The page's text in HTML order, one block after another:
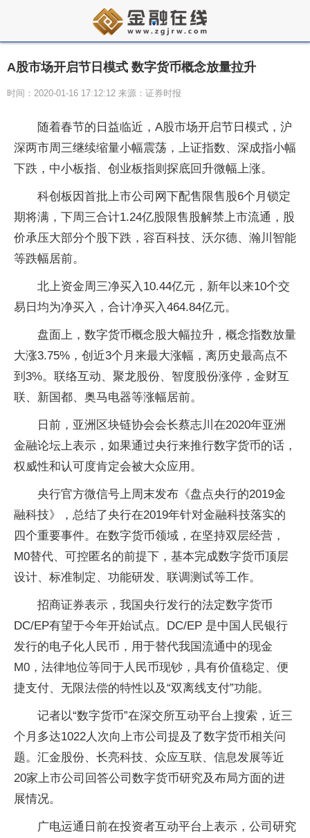
A股市场开启节日模式 数字货币概念放量拉升
时间：2020-01-16 17:12:12 来源：证券时报
随着春节的日益临近，A股市场开启节日模式，沪
深两市周三继续缩量小幅震荡，上证指数、深成指小幅
下跌，中小板指、创业板指则探底回升微幅上涨。
科创板因首批上市公司网下配售限售股6个月锁定
期将满，下周三合计1.24亿股限售股解禁上市流通，股
价承压大部分个股下跌，容百科技、沃尔德、瀚川智能
等跌幅居前。
北上资金周三净买入10.44亿元，新年以来10个交
易日均为净买入，合计净买入464.84亿元。
盘面上，数字货币概念股大幅拉升，概念指数放量
大涨3.75%，创近3个月来最大涨幅，离历史最高点不
到3%。联络互动、聚龙股份、智度股份涨停，金财互
联、新国都、奥马电器等涨幅居前。
日前，亚洲区块链协会会长蔡志川在2020年亚洲
金融论坛上表示，如果通过央行来推行数字货币的话，
权威性和认可度肯定会被大众应用。
央行官方微信号上周末发布《盘点央行的2019金
融科技》，总结了央行在2019年针对金融科技落实的
四个重要事件。在数字货币领域，在坚持双层经营，
M0替代、可控匿名的前提下，基本完成数字货币顶层
设计、标准制定、功能研发、联调测试等工作。
招商证券表示，我国央行发行的法定数字货币
DC/EP有望于今年开始试点。DC/EP 是中国人民银行
发行的电子化人民币，用于替代我国流通中的现金
M0，法律地位等同于人民币现钞，具有价值稳定、便
捷支付、无限法偿的特性以及“双离线支付”功能。
记者以“数字货币”在深交所互动平台上搜索，近三
个月多达1022人次向上市公司提及了数字货币相关问
题。汇金股份、长亮科技、众应互联、信息发展等近
20家上市公司回答公司数字货币研究及布局方面的进
展情况。
广电运通日前在投资者互动平台上表示，公司研究